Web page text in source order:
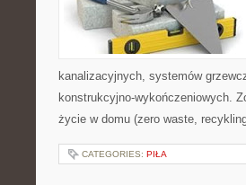
kanalizacyjnych, systemów
konstrukcyjno-wykończeniowych.
życie w domu (zero waste,
CATEGORIES: PIŁA